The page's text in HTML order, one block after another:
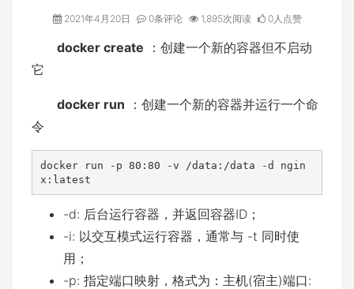
2021年4月20日 0条评论 1,895次阅读 0人点赞
docker create ：创建一个新的容器但不启动
它
docker run ：创建一个新的容器并运行一个命
令
docker run -p 80:80 -v /data:/data -d ngin
x:latest
-d: 后台运行容器，并返回容器ID；
-i: 以交互模式运行容器，通常与 -t 同时使
用；
-p: 指定端口映射，格式为：主机(宿主)端口: